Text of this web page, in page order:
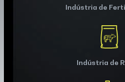
Indústria de
Indústria de